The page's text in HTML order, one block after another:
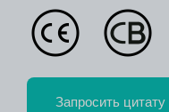
Запросить цитату